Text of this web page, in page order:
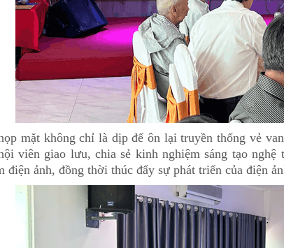
mặt không chỉ là dịp để ôn lại truyền thống vẻ
viên giao lưu, chia sẻ kinh nghiệm sáng tạo
điện ảnh, đồng thời thúc đẩy sự phát triển của điện